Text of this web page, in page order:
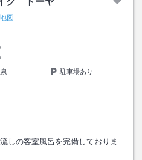
地図
駐車場あり
しの客室風呂を完備しておりま